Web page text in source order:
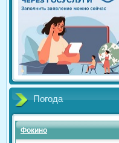
Погода
Фокино